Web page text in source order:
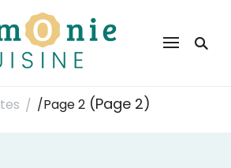
/ /Page 2 (Page 2)